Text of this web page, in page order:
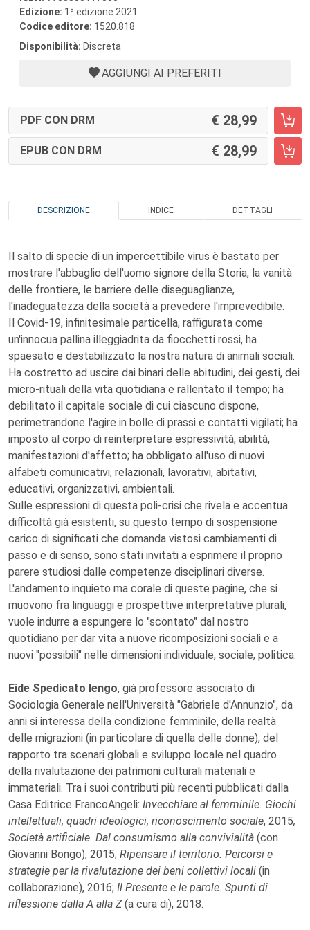
Edizione: 1 a edizione 2021
Codice editore: 1520.818
Disponibilità: Discreta
AGGIUNGI AI PREFERITI
PDF CON DRM 28,99
EPUB CON DRM 28,99
DESCRIZIONE INDICE DETTAGLI
Il salto di specie di un impercettibile virus è bastato per
mostrare l'abbaglio dell'uomo signore della Storia, la vanità
delle frontiere, le barriere delle diseguaglianze,
l'inadeguatezza della società a prevedere l'imprevedibile.
Il Covid-19, infinitesimale particella, raffigurata come
un'innocua pallina illeggiadrita da fiocchetti rossi, ha
spaesato e destabilizzato la nostra natura di animali sociali.
Ha costretto ad uscire dai binari delle abitudini, dei gesti, dei
micro-rituali della vita quotidiana e rallentato il tempo; ha
debilitato il capitale sociale di cui ciascuno dispone,
perimetrandone l'agire in bolle di prassi e contatti vigilati; ha
imposto al corpo di reinterpretare espressività, abilità,
manifestazioni d'affetto; ha obbligato all'uso di nuovi
alfabeti comunicativi, relazionali, lavorativi, abitativi,
educativi, organizzativi, ambientali.
Sulle espressioni di questa poli-crisi che rivela e accentua
difficoltà già esistenti, su questo tempo di sospensione
carico di significati che domanda vistosi cambiamenti di
passo e di senso, sono stati invitati a esprimere il proprio
parere studiosi dalle competenze disciplinari diverse.
L'andamento inquieto ma corale di queste pagine, che si
muovono fra linguaggi e prospettive interpretative plurali,
vuole indurre a espungere lo "scontato" dal nostro
quotidiano per dar vita a nuove ricomposizioni sociali e a
nuovi "possibili" nelle dimensioni individuale, sociale, politica.
Eide Spedicato Iengo, già professore associato di
Sociologia Generale nell'Università "Gabriele d'Annunzio", da
anni si interessa della condizione femminile, della realtà
delle migrazioni (in particolare di quella delle donne), del
rapporto tra scenari globali e sviluppo locale nel quadro
della rivalutazione dei patrimoni culturali materiali e
immateriali. Tra i suoi contributi più recenti pubblicati dalla
Casa Editrice FrancoAngeli: Invecchiare al femminile. Giochi
intellettuali, quadri ideologici, riconoscimento sociale, 2015;
Società artificiale. Dal consumismo alla convivialità (con
Giovanni Bongo), 2015; Ripensare il territorio. Percorsi e
strategie per la rivalutazione dei beni collettivi locali (in
collaborazione), 2016; Il Presente e le parole. Spunti di
riflessione dalla A alla Z(a cura di), 2018.